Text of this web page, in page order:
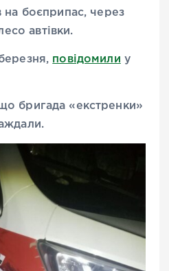
на боєприпас, через
автівки.
повідомили у
бригада «екстренки»